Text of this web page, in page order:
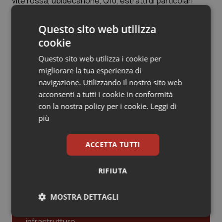
Veneto
Oncoematologia
Oncologia & Nutrizione
Psoriasi & pelle
Quotidiano Cardiologia
Quotidiano Oncologia
Oncologia. Il 75% dei pazienti accusa disturbi
dermatologici. La nuova sfida per i medici
17 Giugno 2013
© Riproduzione riservata
Ultime analisi e review da QS Pro
Cloud sanitario: infrastrutture,
Questo sito web utilizza
cookie
Questo sito web utilizza i cookie per
migliorare la tua esperienza di
navigazione. Utilizzando il nostro sito web
acconsenti a tutti i cookie in conformità
con la nostra policy per i cookie. Leggi di
più
ACCETTA TUTTI
RIFIUTA
MOSTRA DETTAGLI
Necessari Statistici Marketing